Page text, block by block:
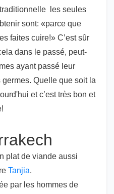
les seules
sont: «parce que
faites cuire!» C’est sûr
dans le passé, peut-
ayant passé leur
Quelle que soit la
et c’est très bon et
plat de viande aussi
Tanjia.
par les hommes de